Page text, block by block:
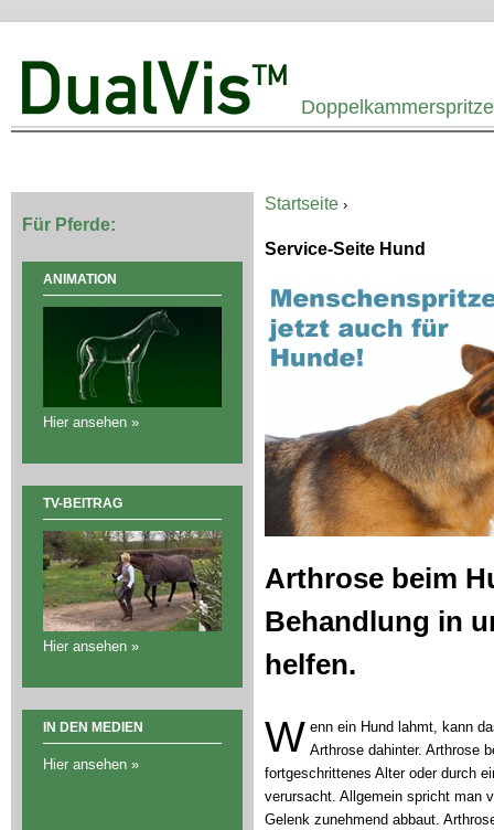
Sie sind hier
Startseite ›
Service-Seite Hund
Arthrose beim
Behandlung in
helfen.
W enn ein Hund lahmt, kann
Arthrose dahinter. Arthrose
fortgeschrittenes Alter oder durch
verursacht. Allgemein spricht man
Gelenk zunehmend abbaut.
Für Pferde:
ANIMATION
Hier ansehen »
TV-BEITRAG
Hier ansehen »
IN DEN MEDIEN
Hier ansehen »